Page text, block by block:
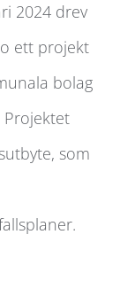
Väst
2024 drev
ett projekt
bolag
Projektet
som